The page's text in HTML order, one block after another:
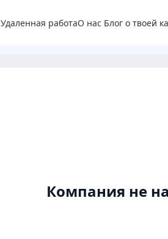
Удаленная работаО нас Блог о твоей
Компания не